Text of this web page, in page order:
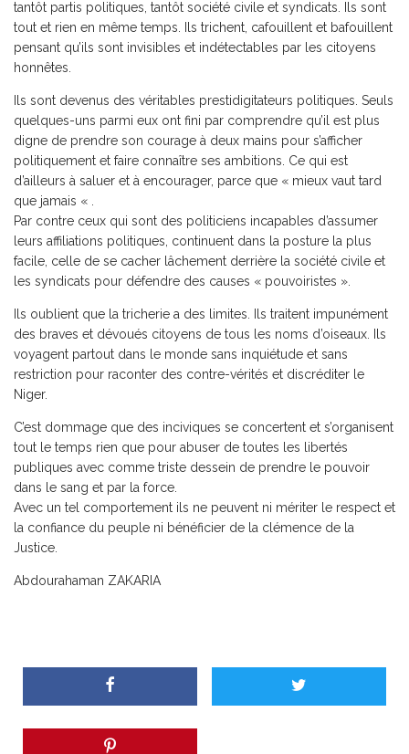
tantôt partis politiques, tantôt société civile et syndicats. Ils sont
tout et rien en même temps. Ils trichent, cafouillent et bafouillent
pensant qu’ils sont invisibles et indétectables par les citoyens
honnêtes.
Ils sont devenus des véritables prestidigitateurs politiques. Seuls
quelques-uns parmi eux ont fini par comprendre qu’il est plus
digne de prendre son courage à deux mains pour s’afficher
politiquement et faire connaître ses ambitions. Ce qui est
d’ailleurs à saluer et à encourager, parce que « mieux vaut tard
que jamais « .
Par contre ceux qui sont des politiciens incapables d’assumer
leurs affiliations politiques, continuent dans la posture la plus
facile, celle de se cacher lâchement derrière la société civile et
les syndicats pour défendre des causes « pouvoiristes ».
Ils oublient que la tricherie a des limites. Ils traitent impunément
des braves et dévoués citoyens de tous les noms d’oiseaux. Ils
voyagent partout dans le monde sans inquiétude et sans
restriction pour raconter des contre-vérités et discréditer le
Niger.
C’est dommage que des inciviques se concertent et s’organisent
tout le temps rien que pour abuser de toutes les libertés
publiques avec comme triste dessein de prendre le pouvoir
dans le sang et par la force.
Avec un tel comportement ils ne peuvent ni mériter le respect et
la confiance du peuple ni bénéficier de la clémence de la
Justice.
Abdourahaman ZAKARIA